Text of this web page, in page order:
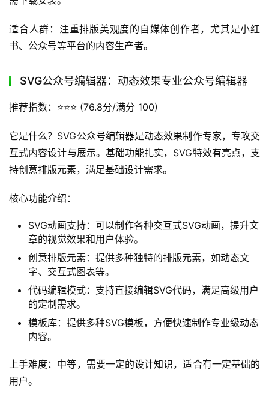
适合人群：注重排版美观度的自媒体创作者，尤其是小红
书、公众号等平台的内容生产者。
SVG公众号编辑器：动态效果专业公众号编辑器
推荐指数：⭐️⭐️⭐️ (76.8分/满分 100)
它是什么？SVG公众号编辑器是动态效果制作专家，专攻交
互式内容设计与展示。基础功能扎实，SVG特效有亮点，支
持创意排版元素，满足基础设计需求。
核心功能介绍：
SVG动画支持：可以制作各种交互式SVG动画，提升文
章的视觉效果和用户体验。
创意排版元素：提供多种独特的排版元素，如动态文
字、交互式图表等。
代码编辑模式：支持直接编辑SVG代码，满足高级用户
的定制需求。
模板库：提供多种SVG模板，方便快速制作专业级动态
内容。
上手难度：中等，需要一定的设计知识，适合有一定基础的
用户。